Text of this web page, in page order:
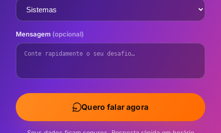
Mensagem (opcional)
Quero falar agora